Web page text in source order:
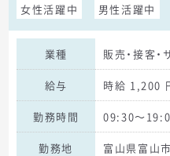
女性活躍中 男性活躍中
業種 販売・接客・
給与 時給 1,200
勤務時間 09:30～
勤務地 富山県富山